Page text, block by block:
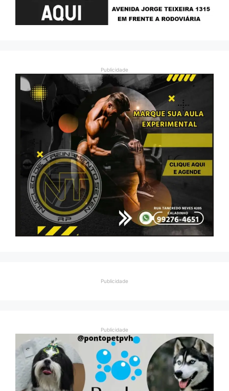
Publicidade
Publicidade
Publicidade